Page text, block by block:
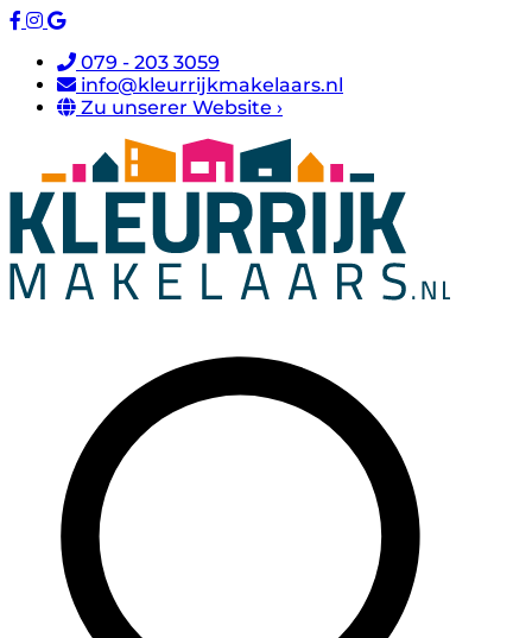
079 - 203 3059
info@kleurrijkmakelaars.nl
Zu unserer Website ›